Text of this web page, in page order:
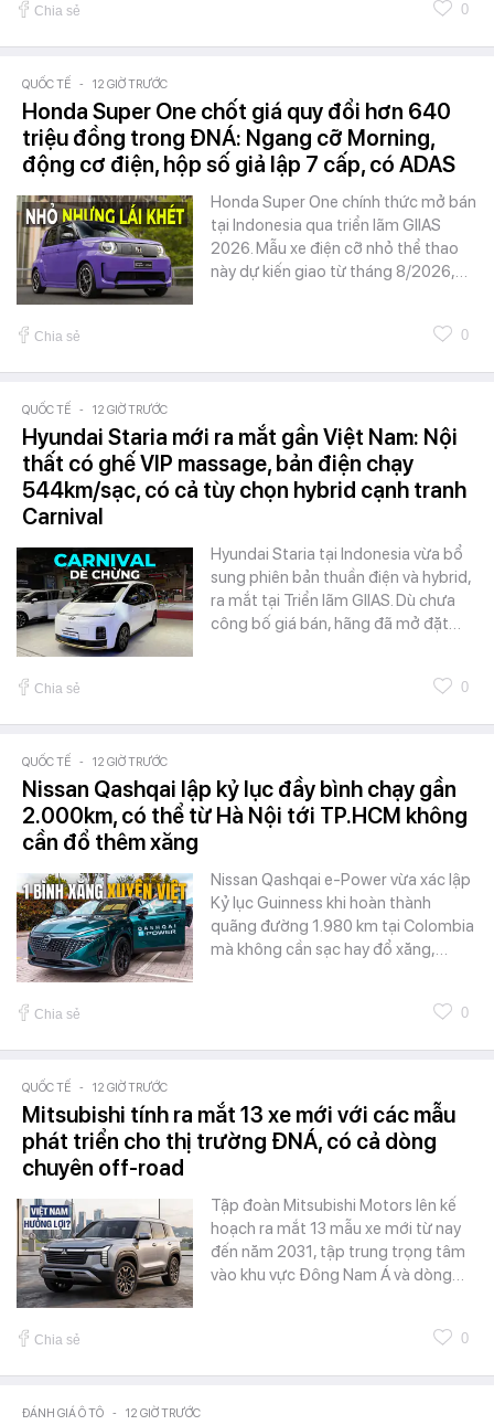
Chia sẻ 0
QUỐC TẾ - 12 GIỜ TRƯỚC
Honda Super One chốt giá quy đổi hơn 640
triệu đồng trong ĐNÁ: Ngang cỡ Morning,
động cơ điện, hộp số giả lập 7 cấp, có ADAS
Honda Super One chính thức mở bán
tại Indonesia qua triển lãm GIIAS
2026. Mẫu xe điện cỡ nhỏ thể thao
này dự kiến giao từ tháng 8/2026,…
Chia sẻ 0
QUỐC TẾ - 12 GIỜ TRƯỚC
Hyundai Staria mới ra mắt gần Việt Nam: Nội
thất có ghế VIP massage, bản điện chạy
544km/sạc, có cả tùy chọn hybrid cạnh tranh
Carnival
Hyundai Staria tại Indonesia vừa bổ
sung phiên bản thuần điện và hybrid,
ra mắt tại Triển lãm GIIAS. Dù chưa
công bố giá bán, hãng đã mở đặt…
Chia sẻ 0
QUỐC TẾ - 12 GIỜ TRƯỚC
Nissan Qashqai lập kỷ lục đầy bình chạy gần
2.000km, có thể từ Hà Nội tới TP.HCM không
cần đổ thêm xăng
Nissan Qashqai e-Power vừa xác lập
Kỷ lục Guinness khi hoàn thành
quãng đường 1.980 km tại Colombia
mà không cần sạc hay đổ xăng,…
Chia sẻ 0
QUỐC TẾ - 12 GIỜ TRƯỚC
Mitsubishi tính ra mắt 13 xe mới với các mẫu
phát triển cho thị trường ĐNÁ, có cả dòng
chuyên off-road
Tập đoàn Mitsubishi Motors lên kế
hoạch ra mắt 13 mẫu xe mới từ nay
đến năm 2031, tập trung trọng tâm
vào khu vực Đông Nam Á và dòng…
Chia sẻ 0
ĐÁNH GIÁ Ô TÔ - 12 GIỜ TRƯỚC